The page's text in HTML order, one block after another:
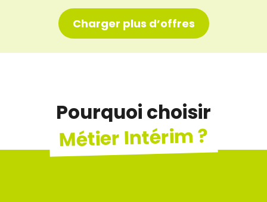
Charger plus d’offres
Pourquoi choisir
Métier Intérim ?